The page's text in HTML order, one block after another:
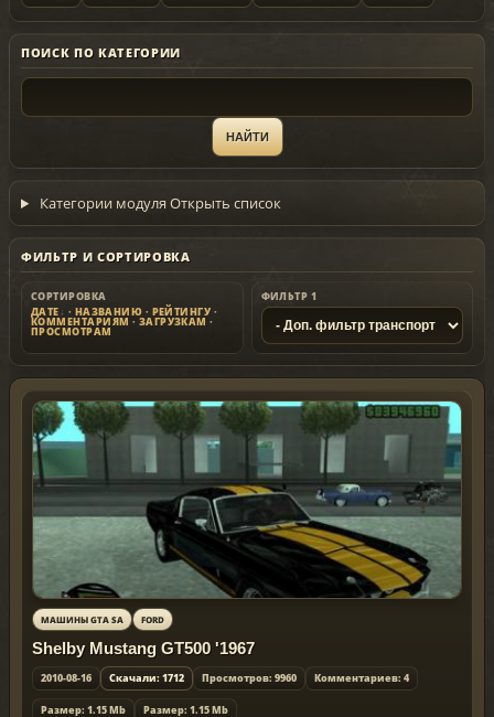
ПОИСК ПО КАТЕГОРИИ
Категории модуля Открыть список
ФИЛЬТР И СОРТИРОВКА
СОРТИРОВКА
ДАТЕ
· НАЗВАНИЮ · РЕЙТИНГУ ·
КОММЕНТАРИЯМ · ЗАГРУЗКАМ ·
ПРОСМОТРАМ
ФИЛЬТР 1
МАШИНЫ GTA SA FORD
Shelby Mustang GT500 '1967
2010-08-16 Скачали: 1712 Просмотров: 9960 Комментариев: 4
Размер: 1.15 Mb Размер: 1.15 Mb